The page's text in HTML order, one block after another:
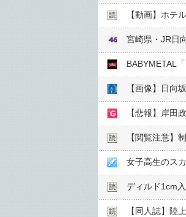
【動画】ホテ
宮崎県・JR日
BABYMETAL
【悲報】岸田
【閲覧注意】
女子高生のス
ディルド1cm
【同人誌】陸